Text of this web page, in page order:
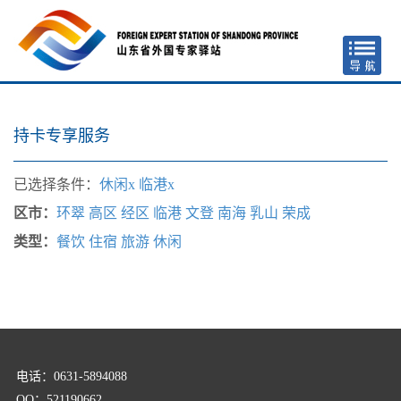
持卡专享服务
已选择条件： 休闲x 临港x
区市： 环翠 高区 经区 临港 文登 南海 乳山 荣成
类型： 餐饮 住宿 旅游 休闲
电话：0631-5894088